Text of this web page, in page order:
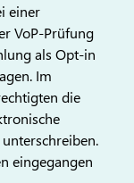
einer
VoP-Prüfung
als Opt-in
Im
die
eingegangen